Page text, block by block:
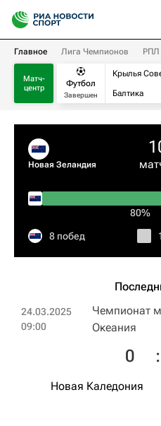
Главное Лига Чемпионов РПЛ
Матч-
центр
Футбол
Завершен
Крылья
Балтика
Новая Зеландия
80%
8 побед
24.03.2025
09:00
Чемпионат
Океания
Новая Каледония
0 :